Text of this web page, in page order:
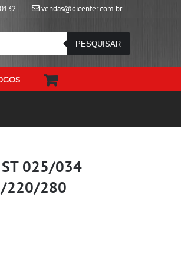
vendas@dicenter.com.br
PESQUISAR
ST 025/034
220/280